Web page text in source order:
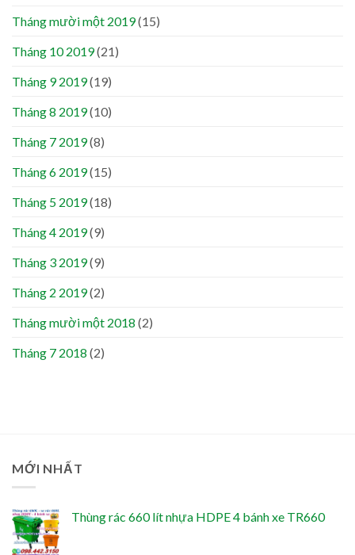
Tháng mười một 2019(15)
Tháng 10 2019(21)
Tháng 9 2019(19)
Tháng 8 2019(10)
Tháng 7 2019(8)
Tháng 6 2019(15)
Tháng 5 2019(18)
Tháng 4 2019(9)
Tháng 3 2019(9)
Tháng 2 2019(2)
Tháng mười một 2018 (2)
Tháng 7 2018 (2)
MỚI NHẤT
Thùng rác 660 lít nhựa HDPE 4 bánh xe TR660